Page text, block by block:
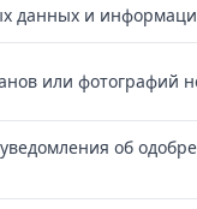
данных и
или фотографий
об